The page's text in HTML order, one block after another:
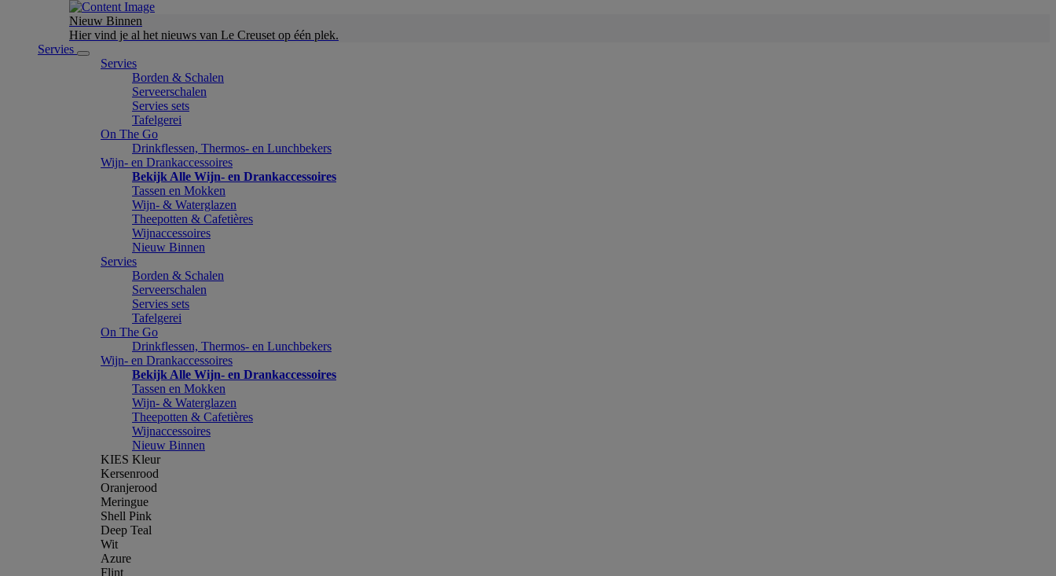
Nieuw Binnen
Hier vind je al het nieuws van Le Creuset op één plek.
Servies
Servies
Borden & Schalen
Serveerschalen
Servies sets
Tafelgerei
On The Go
Drinkflessen, Thermos- en Lunchbekers
Wijn- en Drankaccessoires
Bekijk Alle Wijn- en Drankaccessoires
Tassen en Mokken
Wijn- & Waterglazen
Theepotten & Cafetières
Wijnaccessoires
Nieuw Binnen
Servies
Borden & Schalen
Serveerschalen
Servies sets
Tafelgerei
On The Go
Drinkflessen, Thermos- en Lunchbekers
Wijn- en Drankaccessoires
Bekijk Alle Wijn- en Drankaccessoires
Tassen en Mokken
Wijn- & Waterglazen
Theepotten & Cafetières
Wijnaccessoires
Nieuw Binnen
KIES Kleur
Kersenrood
Oranjerood
Meringue
Shell Pink
Deep Teal
Wit
Azure
Flint